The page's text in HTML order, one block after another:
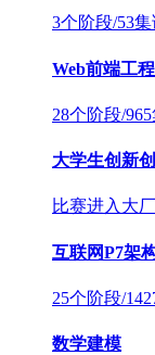
3个阶段/53
Web前端工
28个阶段/
大学生创新
比赛进入大
互联网P7架
25个阶段/
数学建模